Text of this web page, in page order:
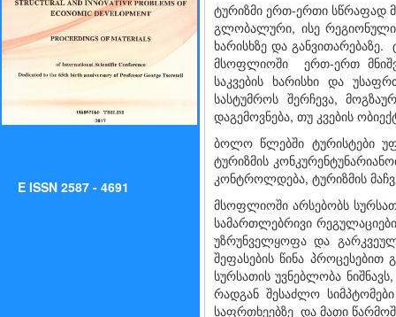
E ISSN 2587 - 4691
ტურიზმი ერთ-ერთი სწრაფად
გლობალური, ისე რეგიონული
ხარისხზე და
მსოფლიოში ერთ-ერთ
საკვების ხარისხი და
სასტუმროს შერჩევა,
დაგემოვნება, თუ კვების
ბოლო წლებში ტურისტები
ტურიზმის
კონტროლდება, ტურიზმის
მსოფლიოში არსებობს
სამართლებრივი
უზრუნველყოფა და
შეფასების წინა
სურსათის უვნებლობა
რადგან შესაძლო
საფრთხეებზე და მათი